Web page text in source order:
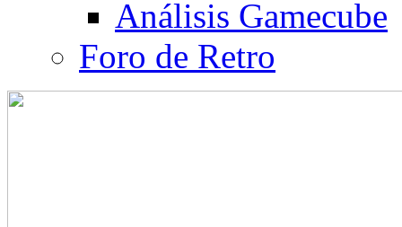
Análisis Gamecube
Foro de Retro